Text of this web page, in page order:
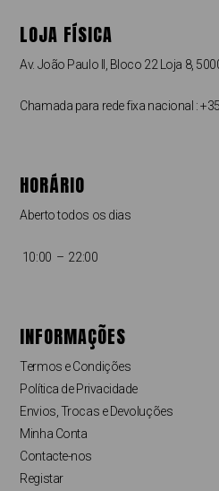
LOJA FÍSICA
Av. João Paulo II, Bloco 22 Loja 8,
Chamada para rede fixa nacional :
HORÁRIO
Aberto todos os dias
10:00 – 22:00
INFORMAÇÕES
Termos e Condições
Política de Privacidade
Envios, Trocas e Devoluções
Minha Conta
Contacte-nos
Registar